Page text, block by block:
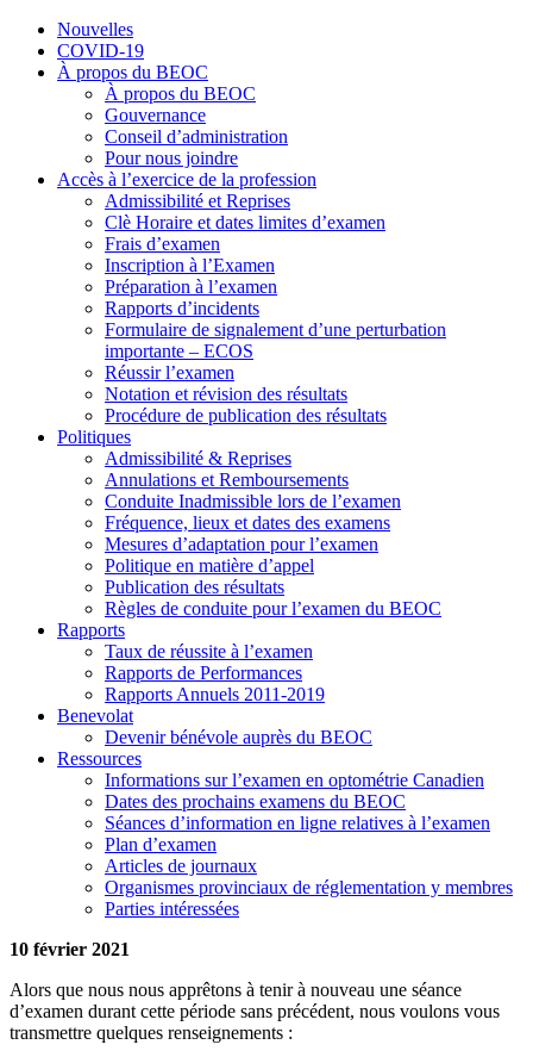
Nouvelles
COVID-19
À propos du BEOC
À propos du BEOC
Gouvernance
Conseil d’administration
Pour nous joindre
Accès à l’exercice de la profession
Admissibilité et Reprises
Clè Horaire et dates limites d’examen
Frais d’examen
Inscription à l’Examen
Préparation à l’examen
Rapports d’incidents
Formulaire de signalement d’une perturbation
importante – ECOS
Réussir l’examen
Notation et révision des résultats
Procédure de publication des résultats
Politiques
Admissibilité & Reprises
Annulations et Remboursements
Conduite Inadmissible lors de l’examen
Fréquence, lieux et dates des examens
Mesures d’adaptation pour l’examen
Politique en matière d’appel
Publication des résultats
Règles de conduite pour l’examen du BEOC
Rapports
Taux de réussite à l’examen
Rapports de Performances
Rapports Annuels 2011-2019
Benevolat
Devenir bénévole auprès du BEOC
Ressources
Informations sur l’examen en optométrie Canadien
Dates des prochains examens du BEOC
Séances d’information en ligne relatives à l’examen
Plan d’examen
Articles de journaux
Organismes provinciaux de réglementation y membres
Parties intéressées
10 février 2021
Alors que nous nous apprêtons à tenir à nouveau une séance
d’examen durant cette période sans précédent, nous voulons vous
transmettre quelques renseignements :